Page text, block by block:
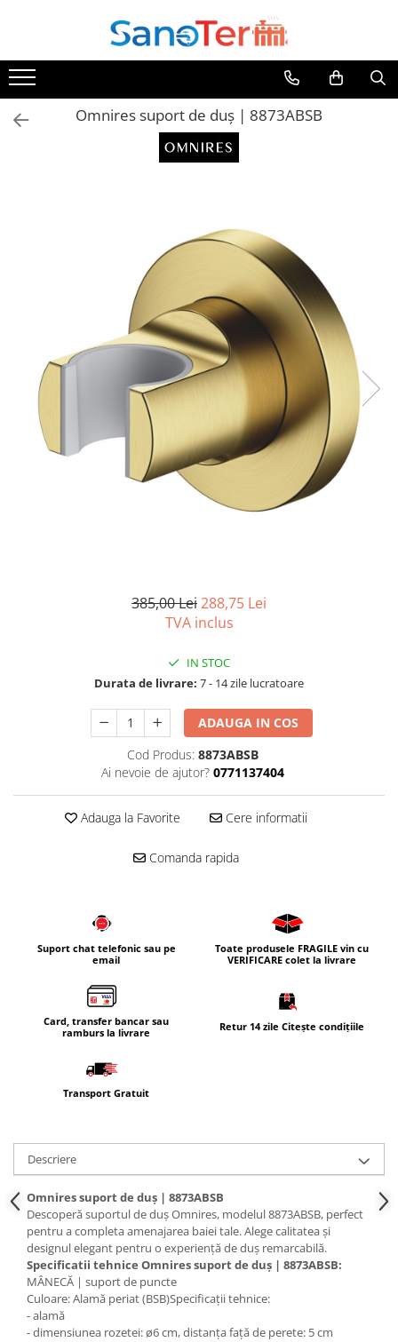
Toate Produsele
Obiecte Sanitare
Lavoare
Vase wc suspendate
Vase wc statative
Seturi vase wc monobloc
Accesorii vase wc
Capace wc
Rezervoare aparente
Rame instalare
Mobilier Baie
Seturi de mobilier si lavoar
Oglinzi baie si corpuri iluminat
Corpuri iluminat
Mobilier Lavoar baie
Rafturi incastrate
Accesorii pentru mobila
Baterii baie
Baterii dus
Baterii bideu si dus igienic
Cazi baie
Masti, sifoane si suporturi cazi
baie
Cazi freestanding
Cazi dreptunghiulare
Cazi de colt
Paravane de cada
Omnires suport de duș | 8873ABSB
385,00 Lei288,75 Lei
TVA inclus
IN STOC
Durata de livrare: 7 - 14 zile lucratoare
ADAUGA IN COS
Cod Produs: 8873ABSB
Ai nevoie de ajutor? 0771137404
Adauga la Favorite Cere informatii
Comanda rapida
Suport chat telefonic sau pe
email
Toate produsele FRAGILE vin cu
VERIFICARE colet la livrare
Card, transfer bancar sau
ramburs la livrare
Retur 14 zile Citește condițiile
Transport Gratuit
Descriere
Omnires suport de duș | 8873ABSB
Descoperă suportul de duș Omnires, modelul 8873ABSB, perfect
pentru a completa amenajarea baiei tale. Alege calitatea și
designul elegant pentru o experiență de duș remarcabilă.
Specificatii tehnice Omnires suport de duș | 8873ABSB:
MÂNECĂ | suport de puncte
Culoare: Alamă periat (BSB)Specificații tehnice:
- alamă
- dimensiunea rozetei: ø6 cm, distanța față de perete: 5 cm